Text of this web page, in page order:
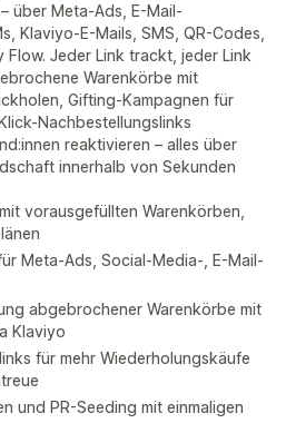
über Meta-Ads, E-Mail-
Klaviyo-E-Mails, SMS, QR-Codes,
Jeder Link trackt, jeder Link
Warenkörbe mit
Gifting-Kampagnen für
Nachbestellungslinks
reaktivieren – alles über
innerhalb von Sekunden
vorausgefüllten Warenkörben,
Meta-Ads, Social-Media-, E-Mail-
abgebrochener Warenkörbe mit
Klaviyo
für mehr Wiederholungskäufe
und PR-Seeding mit einmaligen